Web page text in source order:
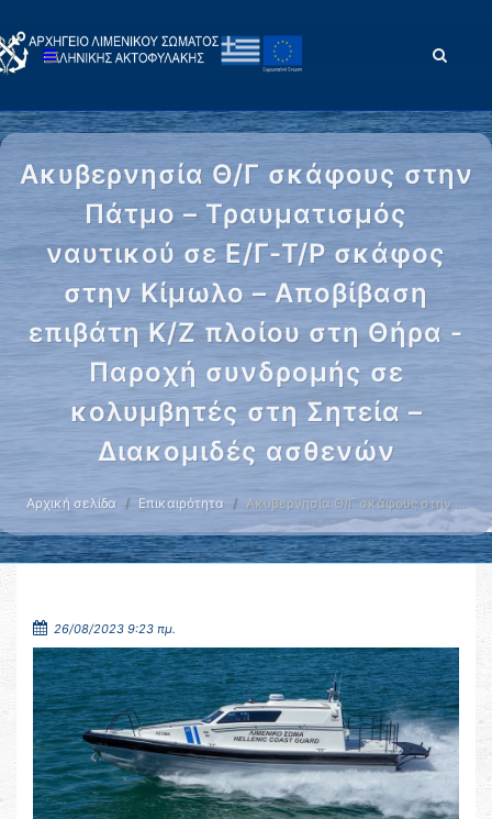
Ακυβερνησία Θ/Γ σκάφους στην
Πάτμο – Τραυματισμός
ναυτικού σε Ε/Γ-Τ/Ρ σκάφος
στην Κίμωλο – Αποβίβαση
επιβάτη Κ/Ζ πλοίου στη Θήρα -
Παροχή συνδρομής σε
κολυμβητές στη Σητεία –
Διακομιδές ασθενών
Αρχική σελίδα Επικαιρότητα Ακυβερνησία Θ/Γ σκάφους στην …
26/08/2023 9:23 πμ.